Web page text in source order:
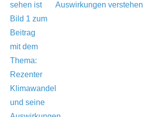
Auswirkungen verstehen